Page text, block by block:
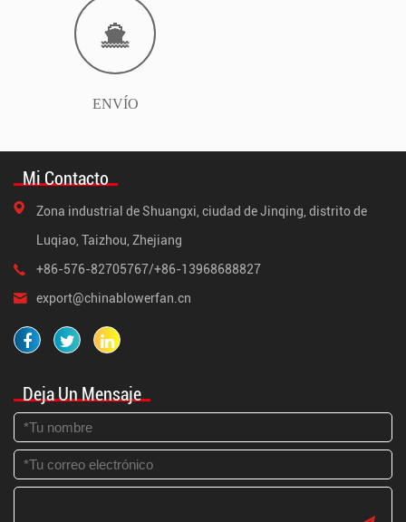
ENVÍO
Mi Contacto
Zona industrial de Shuangxi, ciudad de Jinqing, distrito de
Luqiao, Taizhou, Zhejiang
+86-576-82705767/+86-13968688827
export@chinablowerfan.cn
Deja Un Mensaje